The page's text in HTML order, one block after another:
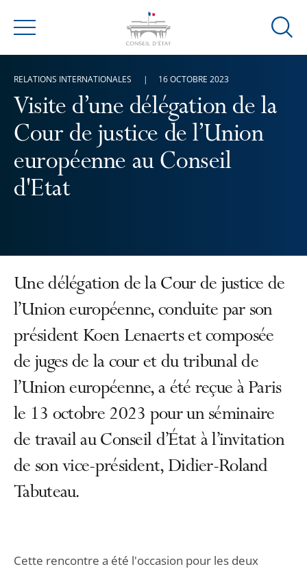
Menu
Ouvrir
Visite d’une délégation de la
Cour de justice de l’Union
européenne au Conseil
d'Etat
RELATIONS INTERNATIONALES 16 OCTOBRE 2023
Une délégation de la Cour de justice de
l’Union européenne, conduite par son
président Koen Lenaerts et composée
de juges de la cour et du tribunal de
l’Union européenne, a été reçue à Paris
le 13 octobre 2023 pour un séminaire
de travail au Conseil d’État à l’invitation
de son vice-président, Didier-Roland
Tabuteau.
Cette rencontre a été l'occasion pour les deux